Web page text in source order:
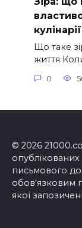
кулінарії
Що таке
життя
0
© 2026
опублікованих
письмового
обов'язковим
якої